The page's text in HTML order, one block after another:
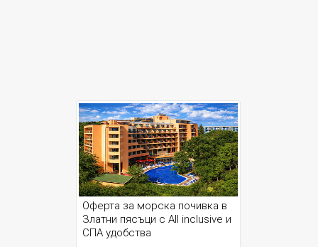
Оферта за морска почивка в
Златни пясъци с All inclusive и
СПА удобства